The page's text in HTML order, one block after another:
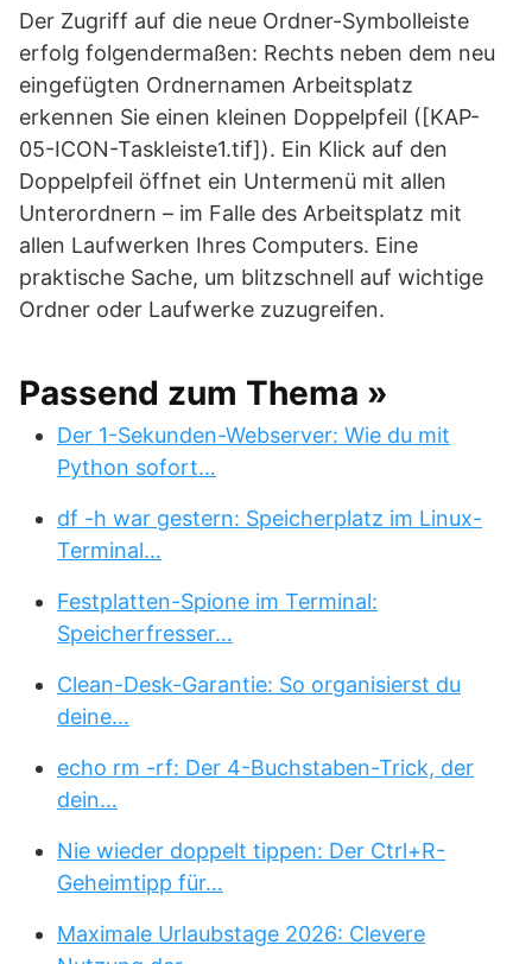
Der Zugriff auf die neue Ordner-Symbolleiste
erfolg folgendermaßen: Rechts neben dem neu
eingefügten Ordnernamen Arbeitsplatz
erkennen Sie einen kleinen Doppelpfeil ([KAP-
05-ICON-Taskleiste1.tif]). Ein Klick auf den
Doppelpfeil öffnet ein Untermenü mit allen
Unterordnern – im Falle des Arbeitsplatz mit
allen Laufwerken Ihres Computers. Eine
praktische Sache, um blitzschnell auf wichtige
Ordner oder Laufwerke zuzugreifen.
Passend zum Thema »
Der 1-Sekunden-Webserver: Wie du mit
Python sofort…
df -h war gestern: Speicherplatz im Linux-
Terminal…
Festplatten-Spione im Terminal:
Speicherfresser…
Clean-Desk-Garantie: So organisierst du
deine…
echo rm -rf: Der 4-Buchstaben-Trick, der
dein…
Nie wieder doppelt tippen: Der Ctrl+R-
Geheimtipp für…
Maximale Urlaubstage 2026: Clevere